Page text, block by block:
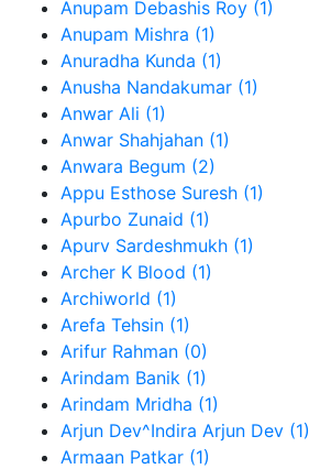
Anupam Debashis Roy (1)
Anupam Mishra (1)
Anuradha Kunda (1)
Anusha Nandakumar (1)
Anwar Ali (1)
Anwar Shahjahan (1)
Anwara Begum (2)
Appu Esthose Suresh (1)
Apurbo Zunaid (1)
Apurv Sardeshmukh (1)
Archer K Blood (1)
Archiworld (1)
Arefa Tehsin (1)
Arifur Rahman (0)
Arindam Banik (1)
Arindam Mridha (1)
Arjun Dev^Indira Arjun Dev (1)
Armaan Patkar (1)